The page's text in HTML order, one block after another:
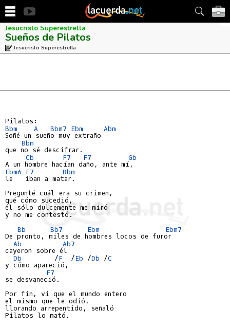
Jesucristo Superestrella
Sueños de Pilatos
Jesucristo Superestrella
Bbm
A Bbm7 Ebm
Abm
Soñé un sueño muy extraño
Bbm
que no sé descifrar.
Cb
F7 F7
Gb
Ebm6 F7
Bbm
le   iban a matar.
Pregunté cuál era su crimen,
qué cómo sucedió,
él sólo dulcemente me miró
y no me contestó.
Bb
Bb7 Ebm
Ebm7
De pronto, miles de hombres locos de furor
Ab
Ab7
cayeron sobre él
Db
        /
F
  /
Eb /Db /C
y cómo apareció,
F7
se desvaneció.
Por fin, vi que el mundo entero
el mismo que le odió,
llorando arrepentido, señaló
Pilatos lo mató.